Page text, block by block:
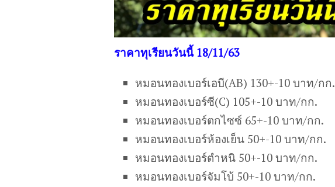
ราคาทุเรียนวันนี้ 18/11/63
หมอนทองเบอร์เอบี(AB) 130+-10 บาท/กก.
หมอนทองเบอร์ซี(C) 105+-10 บาท/กก.
หมอนทองเบอร์ตกไซซ์ 65+-10 บาท/กก.
หมอนทองเบอร์ห้องเย็น 50+-10 บาท/กก.
หมอนทองเบอร์ตำหนิ 50+-10 บาท/กก.
หมอนทองเบอร์จัมโบ้ 50+-10 บาท/กก.